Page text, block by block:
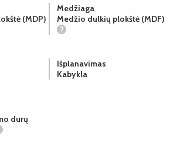
(MDP)
Medžiaga
Medžio dulkių plokštė (MDF)
?
Išplanavimas
Kabykla
durų